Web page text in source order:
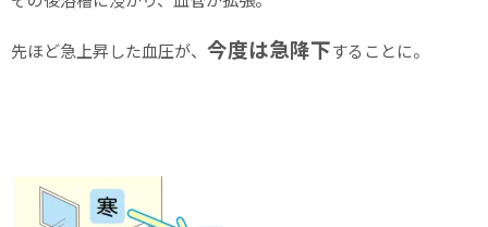
先ほど急上昇した血圧が、 今度は急降下することに。